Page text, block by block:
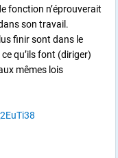
fonction n’éprouverait
son travail.
finir sont dans le
qu’ils font (diriger)
mêmes lois